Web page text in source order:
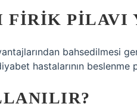
FIRIK
bahsedilmesi
hastalarının beslenme